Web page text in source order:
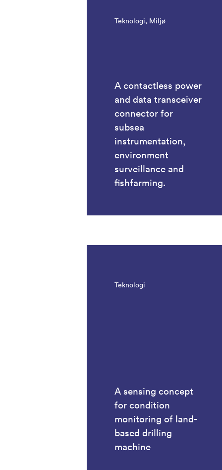
Teknologi, Miljø
A contactless power
and data transceiver
connector for
subsea
instrumentation,
environment
surveillance and
fishfarming.
Teknologi
A sensing concept
for condition
monitoring of land-
based drilling
machine